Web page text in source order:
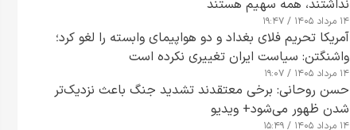
نداشتند، همه سهیم هستند
۱۴ مرداد ۱۴۰۵ / ۱۹:۴۷
آمریکا تحریم فلای بغداد و دو هواپیمای وابسته را لغو کرد؛
واشنگتن: سیاست ایران تغییری نکرده است
۱۴ مرداد ۱۴۰۵ / ۱۹:۰۷
حسن روحانی: برخی معتقدند تشدید جنگ باعث نزدیک‌تر
شدن ظهور می‌شود+ ویدیو
۱۴ مرداد ۱۴۰۵ / ۱۵:۴۹